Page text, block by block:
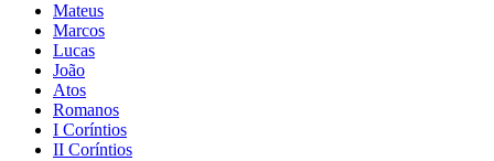
Mateus
Marcos
Lucas
João
Atos
Romanos
I Coríntios
II Coríntios